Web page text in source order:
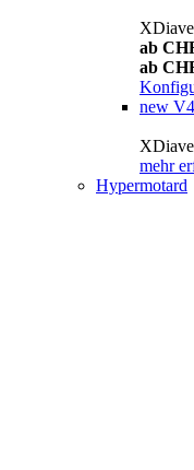
ab
ab
new
mehr
Hypermotard